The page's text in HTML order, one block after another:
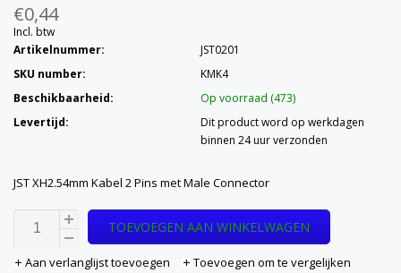
€0,44
Incl. btw
Artikelnummer:
JST0201
SKU number:
KMK4
Beschikbaarheid:
Op voorraad (473)
Levertijd:
Dit product word op werkdagen
binnen 24 uur verzonden
JST XH2.54mm Kabel 2 Pins met Male Connector
TOEVOEGEN AAN WINKELWAGEN
Aan verlanglijst toevoegen Toevoegen om te vergelijken